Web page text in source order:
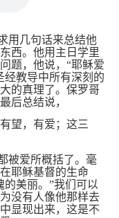
用几句话来总结他
西。他用主日学里
题，他说，“耶稣爱
经教导中所有深刻的
的真理了。保罗哥
后总结说，
望，有爱；这三
被爱所概括了。毫
耶稣基督的生命
美丽。”我们可以
没有人像他那样去
显现出来，这是不